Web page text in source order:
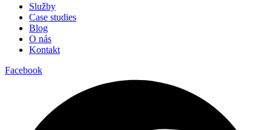
Služby
Case studies
Blog
O nás
Kontakt
Facebook